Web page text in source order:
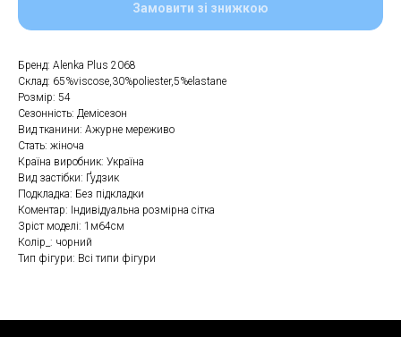
Замовити зі знижкою
Бренд: Alenka Plus 2068
Склад: 65%viscose,30%poliester,5%elastane
Розмір: 54
Сезонність: Демісезон
Вид тканини: Ажурне мереживо
Стать: жіноча
Країна виробник: Україна
Вид застібки: Ґудзик
Подкладка: Без підкладки
Коментар: Індивідуальна розмірна сітка
Зріст моделі: 1м64см
Колір_: чорний
Тип фігури: Всі типи фігури